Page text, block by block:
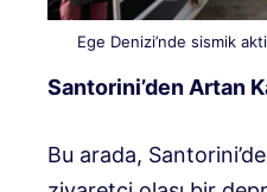
Ege Denizi’nde sismik
Santorini’den Artan
Bu arada,